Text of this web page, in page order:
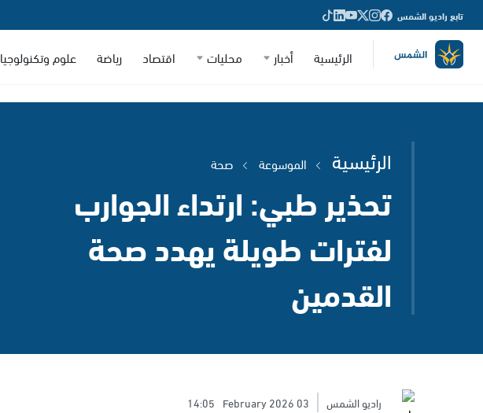
تابع راديو الشمس
الرئيسية أخبار محليات اقتصاد رياضة علوم وتكنولوجيا
الرئيسية الموسوعة صحة
تحذير طبي: ارتداء الجوارب
لفترات طويلة يهدد صحة
القدمين
راديو الشمس 03 February 2026
14:05